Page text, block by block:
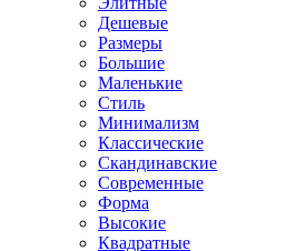
Дешевые
Размеры
Большие
Маленькие
Стиль
Минимализм
Классические
Скандинавские
Современные
Форма
Высокие
Квадратные